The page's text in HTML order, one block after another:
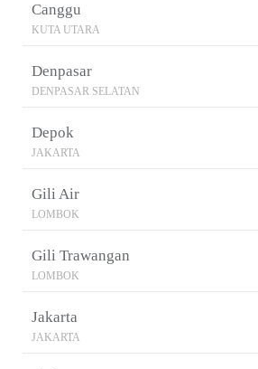
Canggu
KUTA UTARA
Denpasar
DENPASAR SELATAN
Depok
JAKARTA
Gili Air
LOMBOK
Gili Trawangan
LOMBOK
Jakarta
JAKARTA